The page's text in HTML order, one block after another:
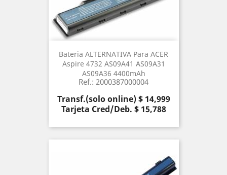
Bateria ALTERNATIVA Para ACER
Aspire 4732 AS09A41 AS09A31
AS09A36 4400mAh
Ref.: 2000387000004
Precio
Transf.(solo online) $ 14,999
Tarjeta Cred/Deb. $ 15,788